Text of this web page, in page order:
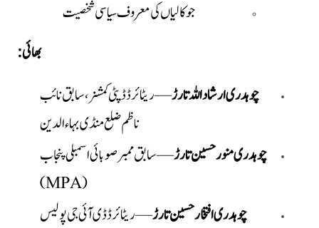
جوکالیاں کی معروف سیاسی شخصیت
بھائی:
چوہدری ارشاد اللہ تارڑ— ریٹائرڈ ڈپٹی کمشنر، سابق نائب
ناظم ضلع منڈی بہاءالدین
چوہدری منور حسین تارڑ— سابق ممبر صوبائی اسمبلی پنجاب
(MPA)
چوہدری افتخار حسین تارڑ— ریٹائرڈ ڈی آئی جی پولیس